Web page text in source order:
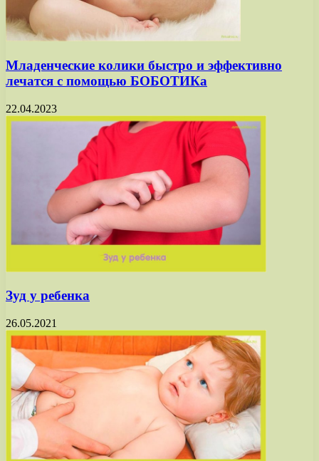
Младенческие колики быстро и эффективно
лечатся с помощью БОБОТИКа
22.04.2023
Зуд у ребенка
26.05.2021